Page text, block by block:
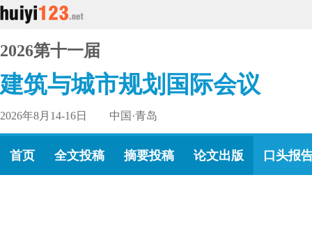
2026第十一届
建筑与城市规划国际会议
2026年8月14-16日 中国·青岛
首页 全文投稿 摘要投稿 论文出版 口头报